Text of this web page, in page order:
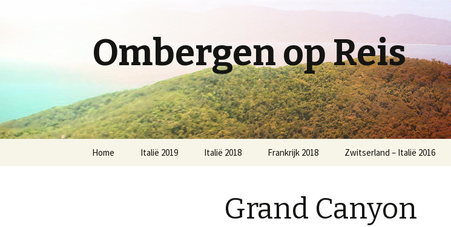
Ombergen op Reis
Home Italië 2019 Italië 2018 Frankrijk 2018 Zwitserland – Italië 2016
Grand Canyon